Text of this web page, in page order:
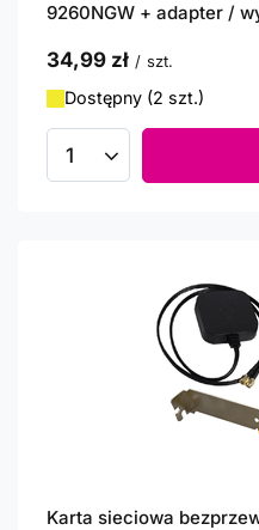
9260NGW + adapter /
34,99 zł / szt.
Dostępny (2 szt.)
Ilość produktów
Karta sieciowa